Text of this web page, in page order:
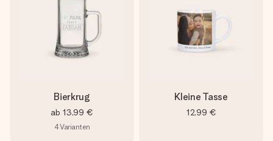
Bierkrug
ab 13,99 €
4Varianten
Kleine Tasse
12,99 €